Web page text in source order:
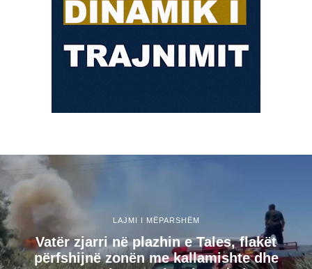
LAJMI I MËPARSHËM
Vatër zjarri në plazhin e Tales, flakët
përfshijnë zonën me kallamishte dhe